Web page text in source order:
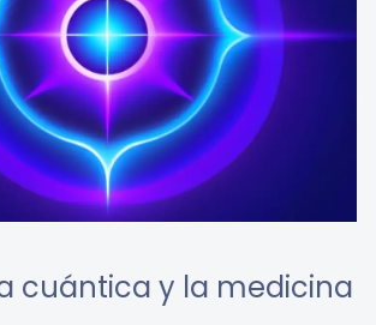
cuántica y la medicina